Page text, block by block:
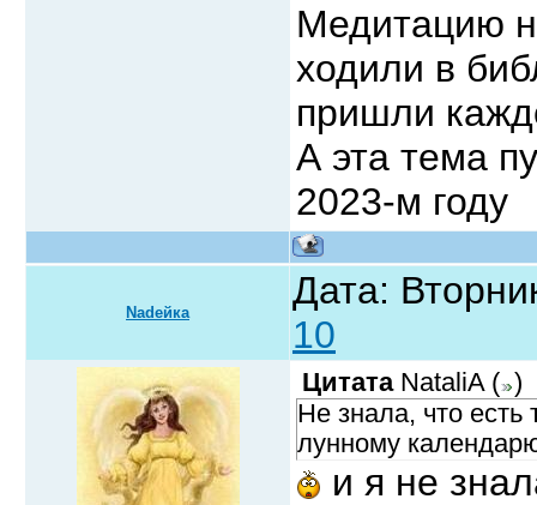
Медитацию
ходили в
пришли
А эта тема
2023-м
Nadeйка
Дата:
10
Цитата NataliA ( )
Не знала, что есть
лунному
и я не